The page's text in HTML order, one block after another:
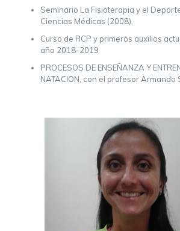
Seminario La Fisioterapia y el
Ciencias Médicas (2008).
Curso de RCP y primeros auxilios
año 2018-2019
PROCESOS DE ENSEÑANZA Y
NATACION, con el profesor Armando